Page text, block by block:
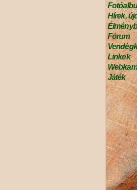
Hírek,
Fórum
Linkek
Játék